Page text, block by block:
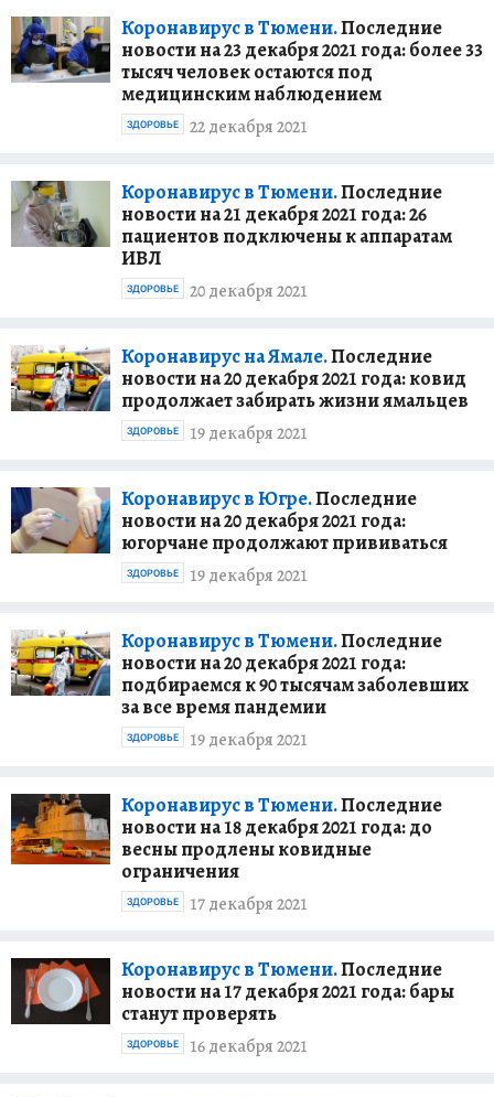
Коронавирус в Тюмени.Последние
новости на 23 декабря 2021 года: более 33
тысяч человек остаются под
медицинским наблюдением
22 декабря 2021
ЗДОРОВЬЕ
Коронавирус в Тюмени.Последние
новости на 21 декабря 2021 года: 26
пациентов подключены к аппаратам
ИВЛ
20 декабря 2021
ЗДОРОВЬЕ
Коронавирус на Ямале.Последние
новости на 20 декабря 2021 года: ковид
продолжает забирать жизни ямальцев
19 декабря 2021
ЗДОРОВЬЕ
Коронавирус в Югре.Последние
новости на 20 декабря 2021 года:
югорчане продолжают прививаться
19 декабря 2021
ЗДОРОВЬЕ
Коронавирус в Тюмени.Последние
новости на 20 декабря 2021 года:
подбираемся к 90 тысячам заболевших
за все время пандемии
19 декабря 2021
ЗДОРОВЬЕ
Коронавирус в Тюмени.Последние
новости на 18 декабря 2021 года: до
весны продлены ковидные
ограничения
17 декабря 2021
ЗДОРОВЬЕ
Коронавирус в Тюмени.Последние
новости на 17 декабря 2021 года: бары
станут проверять
16 декабря 2021
ЗДОРОВЬЕ